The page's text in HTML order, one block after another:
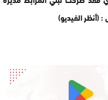
: (أنظر الفيديو)